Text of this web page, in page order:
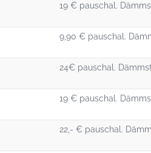
19 € pauschal.
9,90 € pauschal.
24€ pauschal.
19 € pauschal.
22,- € pauschal.